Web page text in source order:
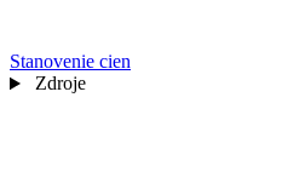
Stanovenie cien
Zdroje